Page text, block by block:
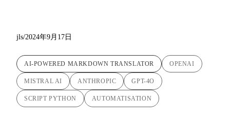
jls/2024年9月17日
AI-POWERED MARKDOWN TRANSLATOR OPENAI
MISTRAL AI ANTHROPIC GPT-4O
SCRIPT PYTHON AUTOMATISATION